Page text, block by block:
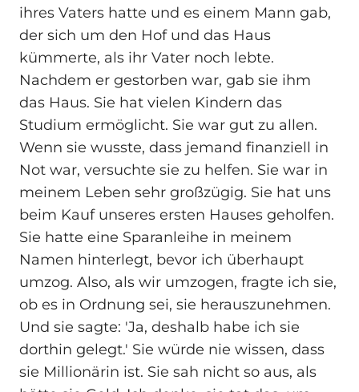
ihres Vaters hatte und es einem Mann gab,
der sich um den Hof und das Haus
kümmerte, als ihr Vater noch lebte.
Nachdem er gestorben war, gab sie ihm
das Haus. Sie hat vielen Kindern das
Studium ermöglicht. Sie war gut zu allen.
Wenn sie wusste, dass jemand finanziell in
Not war, versuchte sie zu helfen. Sie war in
meinem Leben sehr großzügig. Sie hat uns
beim Kauf unseres ersten Hauses geholfen.
Sie hatte eine Sparanleihe in meinem
Namen hinterlegt, bevor ich überhaupt
umzog. Also, als wir umzogen, fragte ich sie,
ob es in Ordnung sei, sie herauszunehmen.
Und sie sagte: 'Ja, deshalb habe ich sie
dorthin gelegt.' Sie würde nie wissen, dass
sie Millionärin ist. Sie sah nicht so aus, als